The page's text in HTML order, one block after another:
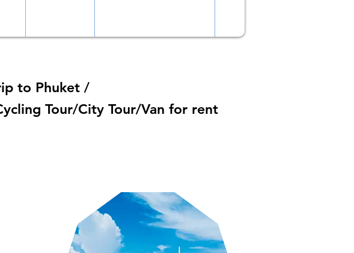
to Phuket /
Tour/City Tour/Van for rent